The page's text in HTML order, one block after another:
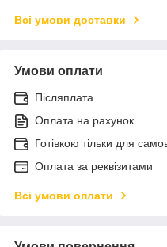
Всі умови доставки
Умови оплати
Післяплата
Оплата на рахунок
Готівкою тільки для
Оплата за реквізитами
Всі умови оплати